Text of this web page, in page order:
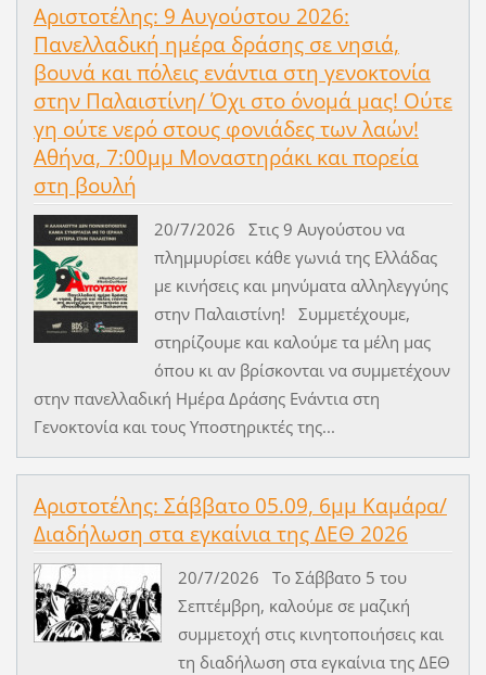
Αριστοτέλης: 9 Αυγούστου 2026:
Πανελλαδική ημέρα δράσης σε νησιά,
βουνά και πόλεις ενάντια στη γενοκτονία
στην Παλαιστίνη/ Όχι στο όνομά μας! Ούτε
γη ούτε νερό στους φονιάδες των λαών!
Αθήνα, 7:00μμ Μοναστηράκι και πορεία
στη βουλή
20/7/2026 Στις 9 Αυγούστου να
πλημμυρίσει κάθε γωνιά της Ελλάδας
με κινήσεις και μηνύματα αλληλεγγύης
στην Παλαιστίνη! Συμμετέχουμε,
στηρίζουμε και καλούμε τα μέλη μας
όπου κι αν βρίσκονται να συμμετέχουν
στην πανελλαδική Ημέρα Δράσης Ενάντια στη
Γενοκτονία και τους Υποστηρικτές της...
Αριστοτέλης: Σάββατο 05.09, 6μμ Καμάρα/
Διαδήλωση στα εγκαίνια της ΔΕΘ 2026
20/7/2026 Το Σάββατο 5 του
Σεπτέμβρη, καλούμε σε μαζική
συμμετοχή στις κινητοποιήσεις και
τη διαδήλωση στα εγκαίνια της ΔΕΘ